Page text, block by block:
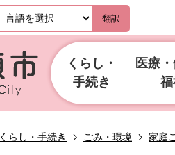
翻訳
くらし・
手続き
医療・
くらし・手続き ごみ・環境 家庭